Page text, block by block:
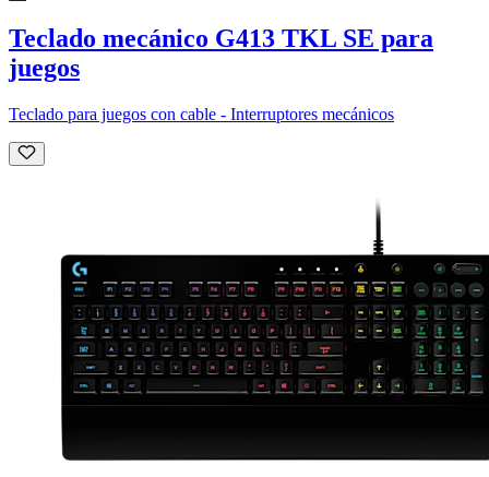
Teclado mecánico G413 TKL SE para
juegos
Teclado para juegos con cable - Interruptores mecánicos